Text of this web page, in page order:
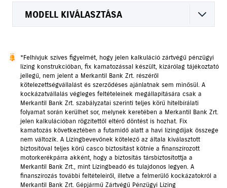
MODELL KIVÁLASZTÁSA
*Felhívjuk szíves figyelmét, hogy jelen kalkuláció zártvégű pénzügyi
lízing konstrukcióban, fix kamatozással készült, kizárólag tájékoztató
jellegű, nem jelent a Merkantil Bank Zrt. részéről
kötelezettségvállalást és szerződéses ajánlatnak sem minősül. A
kockázatvállalás végleges feltételeinek megállapítására csak a
Merkantil Bank Zrt. szabályzatai szerinti teljes körű hitelbírálati
folyamat során kerülhet sor, melynek keretében a Merkantil Bank Zrt.
jelen kalkulációban rögzítettől eltérő döntést is hozhat. Fix
kamatozás következtében a futamidő alatt a havi lízingdíjak összege
nem változik. A Lízingbevevőnek kötelező az általa kiválasztott
biztosítóval teljes körű casco biztosítást kötnie a finanszírozott
motorkerékpárra akként, hogy a biztosítás társbiztosítottja a
Merkantil Bank Zrt., mint Lízingbeadó és tulajdonos legyen. A
finanszírozás további feltételeiről, illetve a felmerülő kockázatokról a
Merkantil Bank Zrt. Gépjármű Zártvégű Pénzügyi Lízing